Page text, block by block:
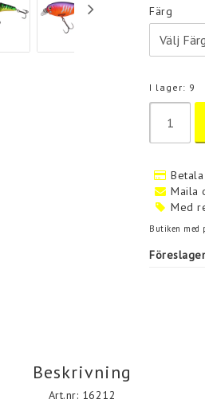
Färg
I lager: 9
Maila
Med
Butiken med
Beskrivning
Art.nr: 16212